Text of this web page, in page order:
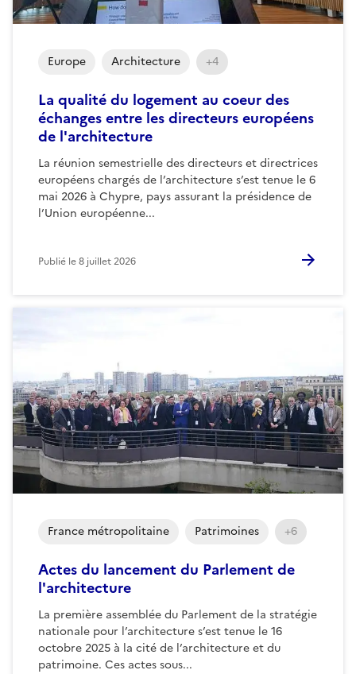
La qualité du logement au coeur des
échanges entre les directeurs européens
de l'architecture
La réunion semestrielle des directeurs et directrices
européens chargés de l’architecture s’est tenue le 6
mai 2026 à Chypre, pays assurant la présidence de
l’Union européenne...
Europe Architecture +4
Publié le8 juillet 2026
Actes du lancement du Parlement de
l'architecture
La première assemblée du Parlement de la stratégie
nationale pour l’architecture s’est tenue le 16
octobre 2025 à la cité de l’architecture et du
patrimoine. Ces actes sous...
France métropolitaine Patrimoines +6